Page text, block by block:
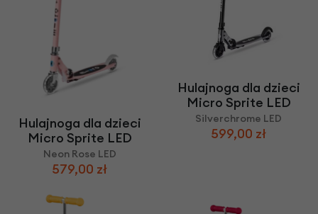
Hulajnoga dla dzieci
Micro Sprite LED
Neon Rose LED
579,00 zł
Hulajnoga dla dzieci
Micro Sprite LED
Silverchrome LED
599,00 zł